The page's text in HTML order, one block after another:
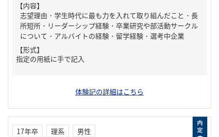
【内容】
志望理由・学生時代に最も力を入れて取り組んだこと・長
所短所・リーダーシップ経験・卒業研究や部活動サークル
について・アルバイトの経験・留学経験・選考中企業
【形式】
指定の用紙に手で記入
体験記の詳細はこちら
17年卒 理系
男性